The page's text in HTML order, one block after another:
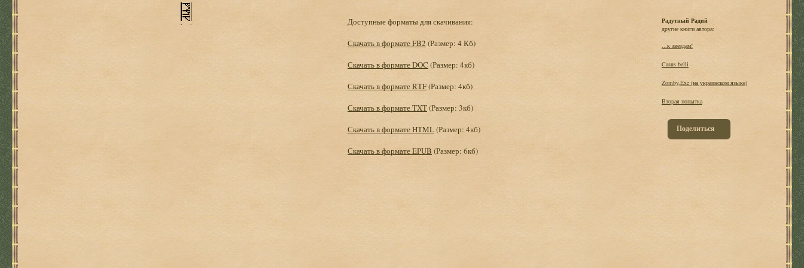
Доступные форматы для скачивания:
Скачать в формате FB2 (Размер: 4 Кб)
Скачать в формате DOC (Размер: 4кб)
Скачать в формате RTF(Размер: 4кб)
Скачать в формате TXT(Размер: 3кб)
Скачать в формате HTML(Размер: 4кб)
Скачать в формате EPUB (Размер: 6кб)
Радутный Радий
другие книги автора:
...к звездам!
Casus belli
Zomby,Exe (на украинском языке)
Вторая попытка
Поделиться